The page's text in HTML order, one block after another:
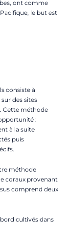
ont comme
le but est
consiste à
des sites
Cette méthode
:
à la suite
puis
méthode
coraux provenant
comprend deux
cultivés dans